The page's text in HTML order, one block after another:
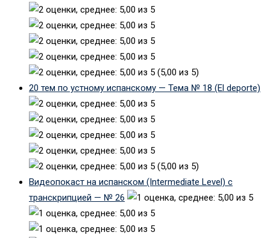
(5,00 из 5)
20 тем по устному испанскому — Тема № 18 (El deporte)
(5,00 из 5)
Видеопокаст на испанском (Intermediate Level) с
транскрипцией — № 26